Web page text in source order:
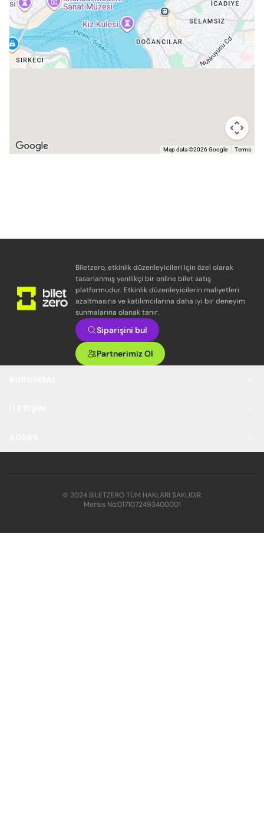
Map data ©2026 Google Terms
Biletzero, etkinlik düzenleyicileri için özel olarak
tasarlanmış yenilikçi bir online bilet satış
platformudur. Etkinlik düzenleyicilerin maliyetleri
azaltmasına ve katılımcılarına daha iyi bir deneyim
sunmalarına olanak tanır.
Siparişini bul
Partnerimiz Ol
© 2024 BİLETZERO TÜM HAKLARI SAKLIDIR.
Mersis No:0171072493400001